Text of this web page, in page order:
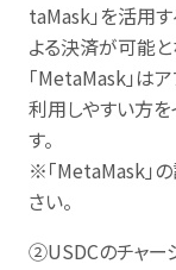
taMask」を活用
よる決済が可能と
「MetaMask」は
利用しやすい方を
す。
※「MetaMask」
さい。
②USDCのチャー